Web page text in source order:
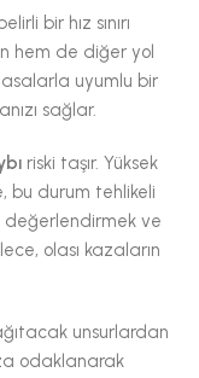
bir hız sınırı
hem de diğer yol
yasalarla uyumlu bir
sağlar.
riski taşır. Yüksek
bu durum tehlikeli
değerlendirmek ve
olası kazaların
unsurlardan
odaklanarak